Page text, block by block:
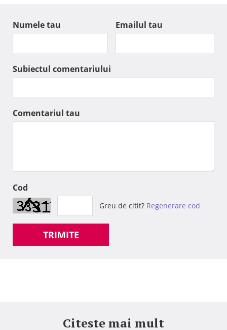
Numele tau Emailul tau
Subiectul comentariului
Comentariul tau
Cod
Greu de citit? Regenerare cod
TRIMITE
Citeste mai mult